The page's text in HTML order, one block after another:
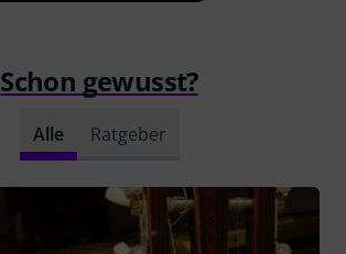
Schon gewusst?
Alle Ratgeber